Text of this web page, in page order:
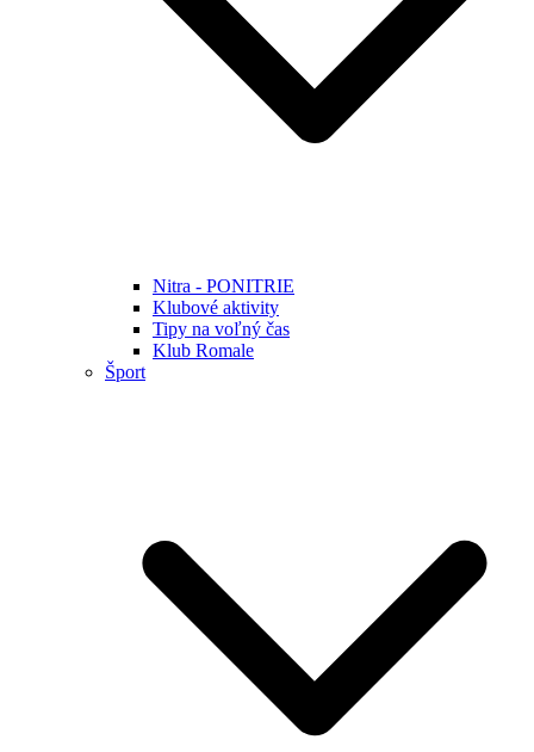
Nitra - PONITRIE
Klubové aktivity
Tipy na voľný čas
Klub Romale
Šport